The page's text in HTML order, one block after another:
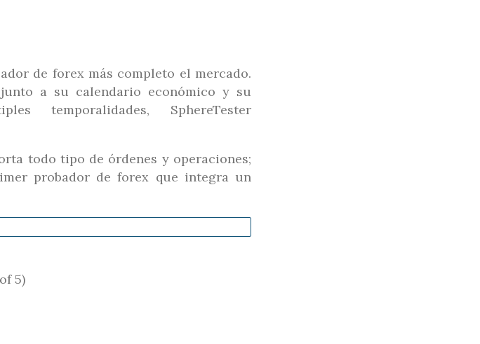
de forex más completo el mercado.
a su calendario económico y su
temporalidades, SphereTester
todo tipo de órdenes y operaciones;
probador de forex que integra un
5)